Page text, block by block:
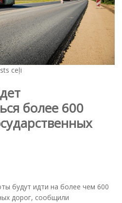
ceļi
более 600
будут идти на более чем 600
дорог, сообщили